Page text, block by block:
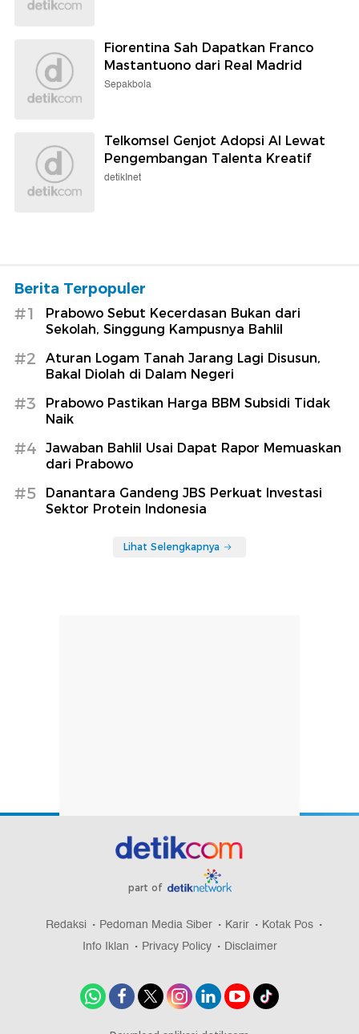
Fiorentina Sah Dapatkan Franco
Mastantuono dari Real Madrid
Sepakbola
Telkomsel Genjot Adopsi AI Lewat
Pengembangan Talenta Kreatif
detikInet
Berita Terpopuler
#1
Prabowo Sebut Kecerdasan Bukan dari
Sekolah, Singgung Kampusnya Bahlil
#2
Aturan Logam Tanah Jarang Lagi Disusun,
Bakal Diolah di Dalam Negeri
#3
Prabowo Pastikan Harga BBM Subsidi Tidak
Naik
#4
Jawaban Bahlil Usai Dapat Rapor Memuaskan
dari Prabowo
#5
Danantara Gandeng JBS Perkuat Investasi
Sektor Protein Indonesia
Lihat Selengkapnya
part of
Redaksi Pedoman Media Siber Karir
Kotak Pos
Info Iklan
Privacy Policy Disclaimer